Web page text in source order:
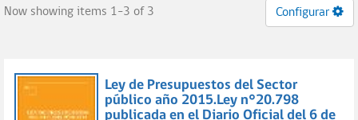
Now showing items 1-3 of 3 Configurar
Ley de Presupuestos del Sector
público año 2015.Ley n°20.798
publicada en el Diario Oficial del 6 de